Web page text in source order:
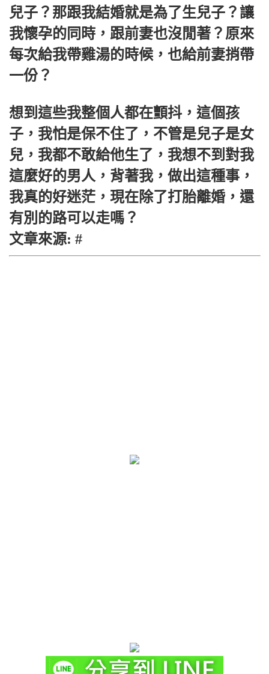
兒子？那跟我結婚就是為了生兒子？讓
我懷孕的同時，跟前妻也沒閒著？原來
每次給我帶雞湯的時候，也給前妻捎帶
一份？
想到這些我整個人都在顫抖，這個孩
子，我怕是保不住了，不管是兒子是女
兒，我都不敢給他生了，我想不到對我
這麼好的男人，背著我，做出這種事，
我真的好迷茫，現在除了打胎離婚，還
有別的路可以走嗎？
文章來源: #